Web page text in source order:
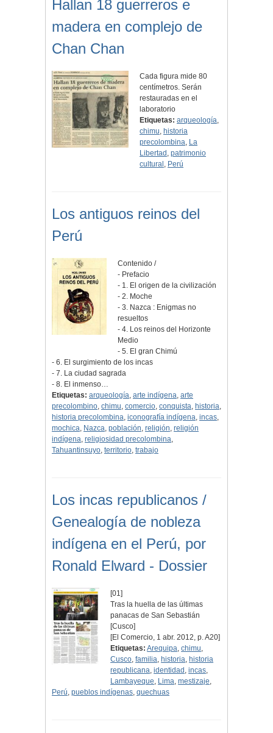
Hallan 18 guerreros e
madera en complejo de
Chan Chan
Cada figura mide 80
centímetros. Serán
restauradas en el
laboratorio
Etiquetas: arqueología,
chimu, historia
precolombina, La
Libertad , patrimonio
cultural , Perú
Los antiguos reinos del
Perú
Contenido /
- Prefacio
- 1. El origen de la civilización
- 2. Moche
- 3. Nazca : Enigmas no
resueltos
- 4. Los reinos del Horizonte
Medio
- 5. El gran Chimú
- 6. El surgimiento de los incas
- 7. La ciudad sagrada
- 8. El inmenso…
Etiquetas: arqueología, arte indígena, arte
precolombino, chimu, comercio, conquista, historia,
historia precolombina, iconografía indígena, incas,
mochica, Nazca, población, religión, religión
indígena, religiosidad precolombina,
Tahuantinsuyo, territorio, trabajo
Los incas republicanos /
Genealogía de nobleza
indígena en el Perú, por
Ronald Elward - Dossier
[01]
Tras la huella de las últimas
panacas de San Sebastián
[Cusco]
[El Comercio, 1 abr. 2012, p. A20]
Etiquetas: Arequipa,chimu,
Cusco,familia, historia, historia
republicana,identidad ,incas,
Lambayeque, Lima,mestizaje,
Perú, pueblos indígenas, quechuas